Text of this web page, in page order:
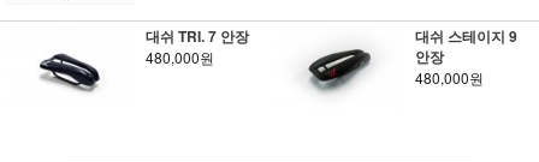
대쉬 TRI. 7 안장
480,000원
대쉬 스테이지 9
안장
480,000원